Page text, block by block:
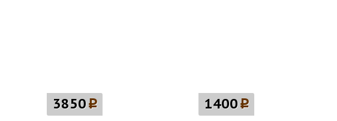
3850p 1400p